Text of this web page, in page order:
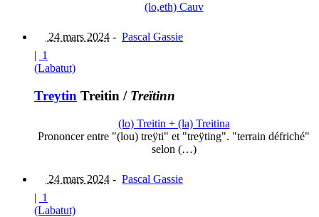
(lo,eth) Cauv
24 mars 2024 - Pascal Gassie
1
(Labatut)
Treytin Treitin / Treïtinn
(lo) Treitin + (la) Treitina
Prononcer entre "(lou) treÿti" et "treÿting". "terrain défriché"
selon (…)
24 mars 2024 - Pascal Gassie
| 1
(Labatut)